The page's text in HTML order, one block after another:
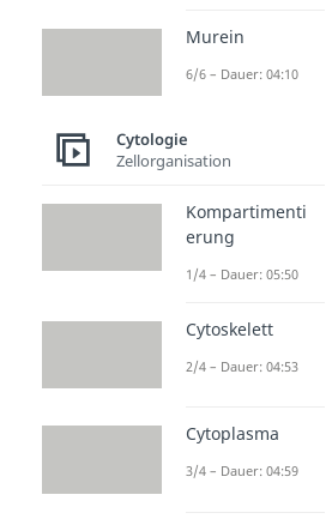
Murein
6/6 – Dauer: 04:10
Cytologie
Zellorganisation
Kompartimenti
erung
1/4 – Dauer: 05:50
Cytoskelett
2/4 – Dauer: 04:53
Cytoplasma
3/4 – Dauer: 04:59